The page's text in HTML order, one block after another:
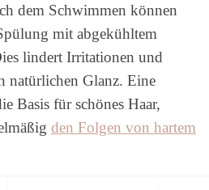
dem Schwimmen können
mit abgekühltem
lindert Irritationen und
natürlichen Glanz. Eine
Basis für schönes Haar,
den Folgen von hartem